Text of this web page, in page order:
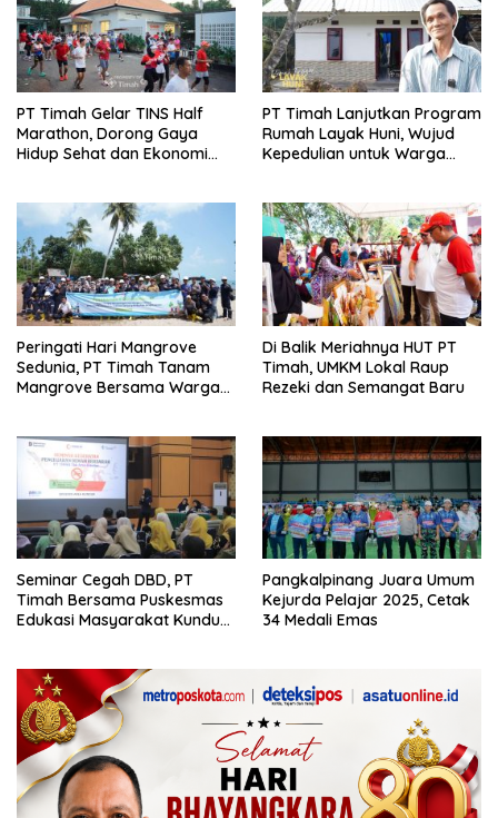
PT Timah Gelar TINS Half
Marathon, Dorong Gaya
Hidup Sehat dan Ekonomi
PT Timah Lanjutkan Program
Rumah Layak Huni, Wujud
Kepedulian untuk Warga
Peringati Hari Mangrove
Sedunia, PT Timah Tanam
Mangrove Bersama Warga
Di Balik Meriahnya HUT PT
Timah, UMKM Lokal Raup
Rezeki dan Semangat Baru
Seminar Cegah DBD, PT
Timah Bersama Puskesmas
Edukasi Masyarakat Kundur
Pangkalpinang Juara Umum
Kejurda Pelajar 2025, Cetak
34 Medali Emas